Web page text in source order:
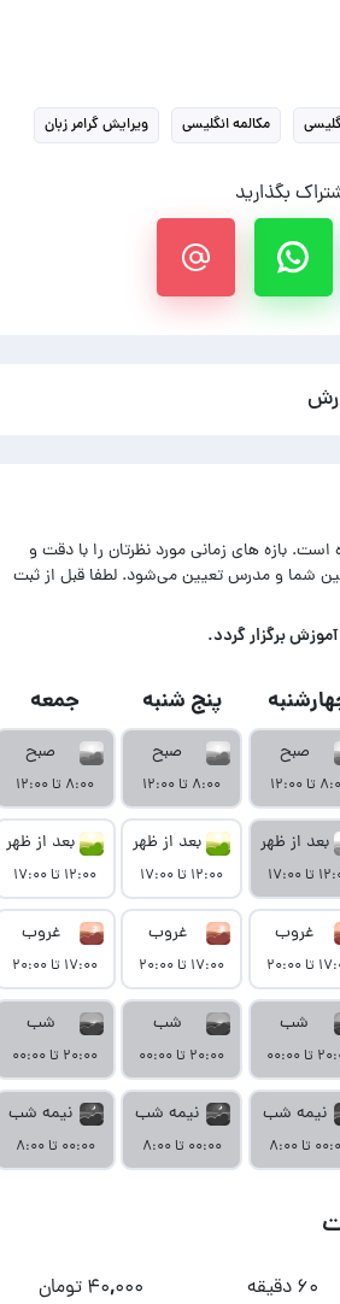
مکالمه انگلیسی ویرایش گرامر زبان
بگذارید
بازه های زمانی مورد نظرتان را با دقت و
شما و مدرس تعیین می‌شود. لطفا قبل از ثبت
صبح
۱۲:۰۰
بعد از ظهر
۱۷:۰۰
غروب
۲۰:۰۰
شب
۰۰:۰۰
نیمه شب
تا ۸:۰۰
پنج شنبه
صبح
۸:۰۰ تا ۱۲:۰۰
بعد از ظهر
۱۲:۰۰ تا ۱۷:۰۰
غروب
۱۷:۰۰ تا ۲۰:۰۰
شب
۲۰:۰۰ تا ۰۰:۰۰
نیمه شب
۰۰:۰۰ تا ۸:۰۰
جمعه
صبح
۸:۰۰ تا ۱۲:۰۰
بعد از ظهر
۱۲:۰۰ تا ۱۷:۰۰
غروب
۱۷:۰۰ تا ۲۰:۰۰
شب
۲۰:۰۰ تا ۰۰:۰۰
نیمه شب
۰۰:۰۰ تا ۸:۰۰
۶۰ دقیقه ۴۰,۰۰۰ تومان